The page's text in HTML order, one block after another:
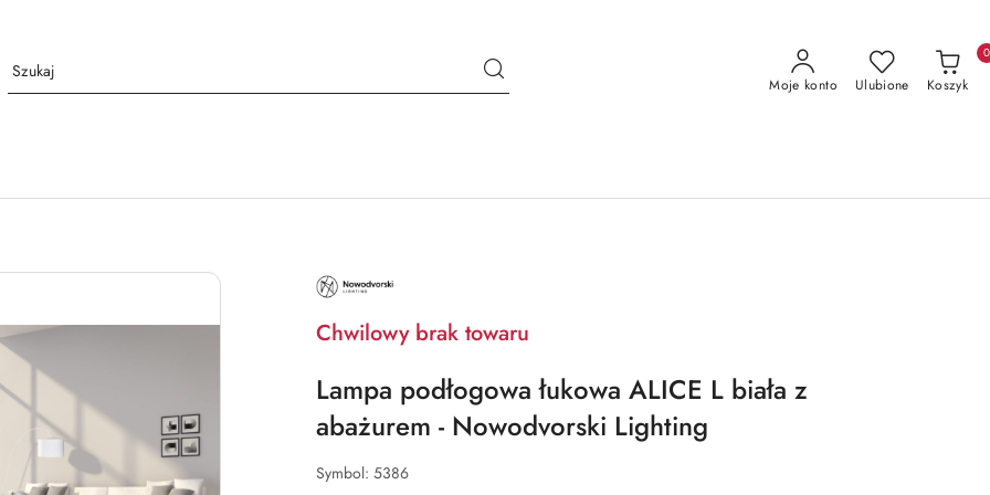
Moje konto Ulubione Koszyk
0
NAZWA
PRODUCENTA:
LIGHTING
Chwilowy brak towaru
Lampa podłogowa łukowa ALICE L biała z
abażurem - Nowodvorski Lighting
Symbol: 5386